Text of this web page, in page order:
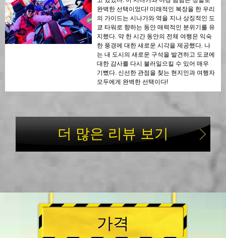
완벽한 선택이었다! 미래적인 복장을 한 우리
의 가이드는 시나가와 역을 지나 상징적인 도
쿄 타워로 향하는 동안 매력적인 분위기를 유
지했다. 약 한 시간 동안의 전체 여행은 익숙
한 풍경에 대한 새로운 시각을 제공했다. 나
는 내 도시의 새로운 구석을 발견하고 도쿄에
대한 감사를 다시 불러일으킬 수 있어 매우
기뻤다. 신선한 관점을 찾는 현지인과 여행자
모두에게 완벽한 선택이다!
더 많은 리뷰 보기
가격